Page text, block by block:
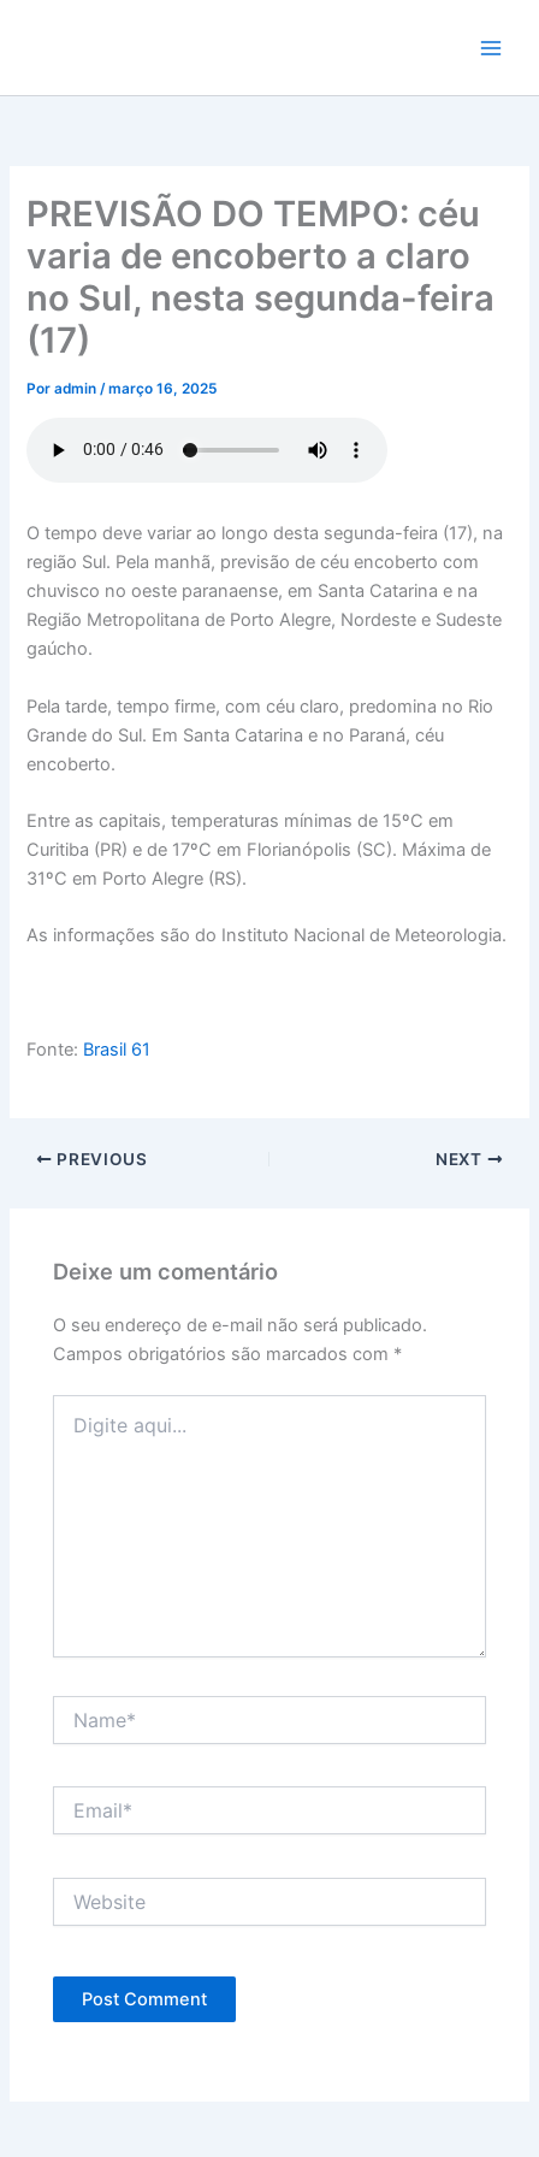
conteúdo
PREVISÃO DO TEMPO: céu
varia de encoberto a claro
no Sul, nesta segunda-feira
(17)
Poradmin/março 16, 2025
O tempo deve variar ao longo desta segunda-feira (17), na
região Sul. Pela manhã, previsão de céu encoberto com
chuvisco no oeste paranaense, em Santa Catarina e na
Região Metropolitana de Porto Alegre, Nordeste e Sudeste
gaúcho.
Pela tarde, tempo firme, com céu claro, predomina no Rio
Grande do Sul. Em Santa Catarina e no Paraná, céu
encoberto.
Entre as capitais, temperaturas mínimas de 15ºC em
Curitiba (PR) e de 17ºC em Florianópolis (SC). Máxima de
31ºC em Porto Alegre (RS).
As informações são do Instituto Nacional de Meteorologia.
Fonte: Brasil 61
PREVIOUS NEXT
Deixe um comentário
O seu endereço de e-mail não será publicado.
Campos obrigatórios são marcados com *
aqui...